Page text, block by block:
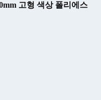
고형 색상 폴리에스